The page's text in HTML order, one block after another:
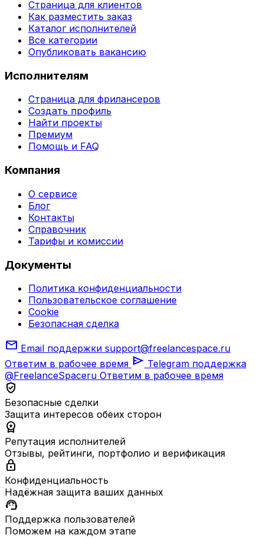
Страница для клиентов
Как разместить заказ
Каталог исполнителей
Все категории
Опубликовать вакансию
Исполнителям
Страница для фрилансеров
Создать профиль
Найти проекты
Премиум
Помощь и FAQ
Компания
О сервисе
Блог
Контакты
Справочник
Тарифы и комиссии
Документы
Политика конфиденциальности
Пользовательское соглашение
Cookie
Безопасная сделка
mail Email поддержки support@freelancespace.ru
Ответим в рабочее время send Telegram поддержка
@FreelanceSpaceru Ответим в рабочее время
verified_user
Безопасные сделки
Защита интересов обеих сторон
workspace_premium
Репутация исполнителей
Отзывы, рейтинги, портфолио и верификация
lock
Конфиденциальность
Надёжная защита ваших данных
support_agent
Поддержка пользователей
Поможем на каждом этапе